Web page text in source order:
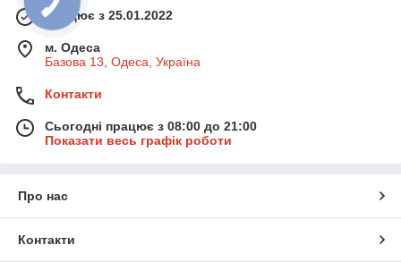
Працює з 25.01.2022
м. Одеса
Базова 13, Одеса, Україна
Контакти
Сьогодні працює з 08:00 до 21:00
Показати весь графік роботи
Про нас
Контакти